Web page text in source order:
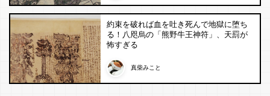
約束を破れば血を吐き死んで地獄に堕ち
る！八咫烏の「熊野牛王神符」、天罰が
怖すぎる
真柴みこと